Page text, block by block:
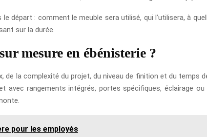
départ : comment le meuble sera utilisé, qui l’utilisera, à
sur la durée.
mesure en ébénisterie ?
de la complexité du projet, du niveau de finition et du temps
avec rangements intégrés, portes spécifiques, éclairage
pour les employés